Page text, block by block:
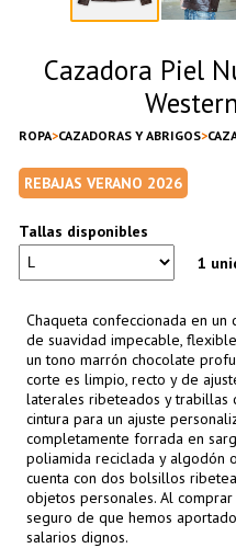
Cazadora Piel
ROPA CAZADORAS Y ABRIGOS
REBAJAS VERANO 2026
Tallas disponibles
1
Chaqueta confeccionada en
de suavidad impecable,
un tono marrón chocolate
corte es limpio, recto y de
laterales ribeteados y trabillas
cintura para un ajuste
completamente forrada en
poliamida reciclada y algodón
cuenta con dos bolsillos
objetos personales. Al
seguro de que hemos
salarios dignos.